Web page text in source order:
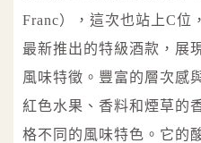
Franc），這次也站上C位
最新推出的特級酒款，展
風味特徵。豐富的層次感
紅色水果、香料和煙草的
格不同的風味特色。它的